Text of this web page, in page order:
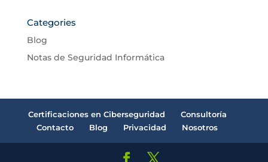
Categories
Blog
Notas de Seguridad Informática
Certificaciones en Ciberseguridad
Consultoría
Contacto
Blog Privacidad Nosotros